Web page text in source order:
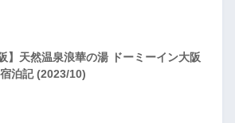
阪】天然温泉浪華の湯 ドーミーイン大阪
泊記 (2023/10)